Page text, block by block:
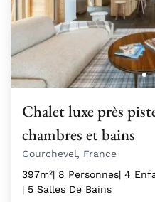
Chalet luxe près
chambres et bains
Courchevel, France
397m²| 8 Personnes| 4
| 5 Salles De Bains